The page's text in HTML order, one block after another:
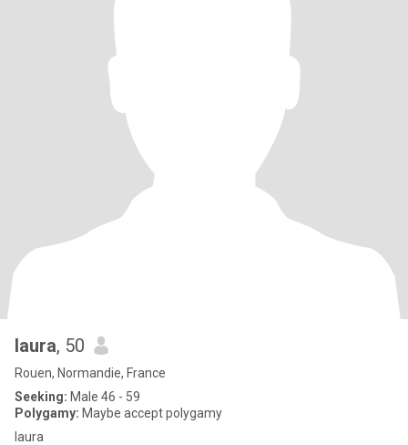
laura, 50
Rouen, Normandie, France
Seeking: Male 46 - 59
Polygamy: Maybe accept polygamy
laura